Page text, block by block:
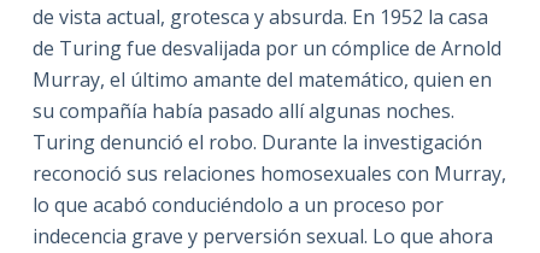
de vista actual, grotesca y absurda. En 1952 la casa
de Turing fue desvalijada por un cómplice de Arnold
Murray, el último amante del matemático, quien en
su compañía había pasado allí algunas noches.
Turing denunció el robo. Durante la investigación
reconoció sus relaciones homosexuales con Murray,
lo que acabó conduciéndolo a un proceso por
indecencia grave y perversión sexual. Lo que ahora